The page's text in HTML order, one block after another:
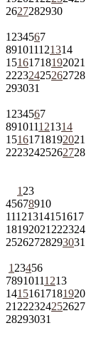
2627282930
1 234567
891011121314
15161718192021
22232425262728
293031
1 234567
891011121314
15161718192021
22232425262728
1 23
45678910
11121314151617
18192021 222324
25262728293031
1 23456
78910111213
14151617181920
21 222324252627
28293031